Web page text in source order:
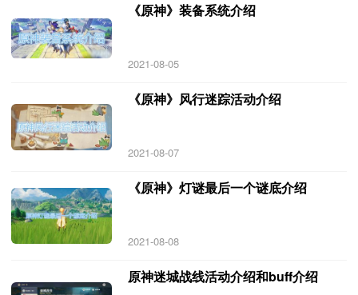
《原神》装备系统介绍
2021-08-05
《原神》风行迷踪活动介绍
2021-08-07
《原神》灯谜最后一个谜底介绍
2021-08-08
原神迷城战线活动介绍和buff介绍